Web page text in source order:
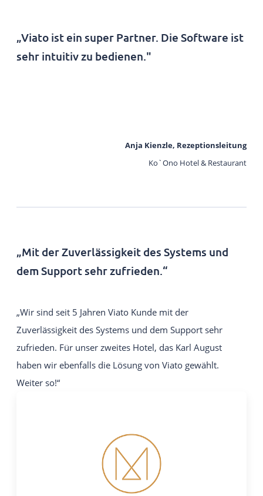
„Viato ist ein super Partner. Die Software ist
sehr intuitiv zu bedienen."
Anja Kienzle, Rezeptionsleitung
Ko`Ono Hotel & Restaurant
„Mit der Zuverlässigkeit des Systems und
dem Support sehr zufrieden.“
„Wir sind seit 5 Jahren Viato Kunde mit der
Zuverlässigkeit des Systems und dem Support sehr
zufrieden. Für unser zweites Hotel, das Karl August
haben wir ebenfalls die Lösung von Viato gewählt.
Weiter so!“